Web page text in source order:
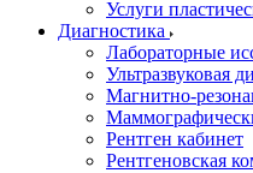
Услуги
Диагностика
Лабораторные
Ультразвуковая
Магнитно-
Рентген кабинет
Рентгеновская